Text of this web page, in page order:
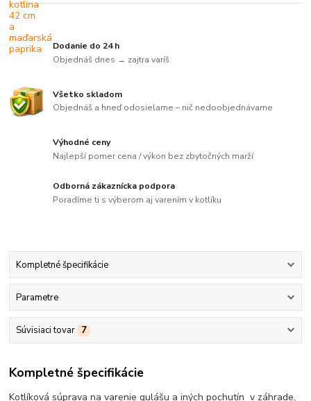
Dodanie do 24 h
Objednáš dnes → zajtra varíš
Všetko skladom
Objednáš a hneď odosielame – nič nedoobjednávame
Výhodné ceny
Najlepší pomer cena / výkon bez zbytočných marží
Odborná zákaznícka podpora
Poradíme ti s výberom aj varením v kotlíku
Kompletné špecifikácie
Parametre
Súvisiaci tovar 7
Kompletné špecifikácie
Kotlíková súprava na varenie gulášu a iných pochutín v záhrade,